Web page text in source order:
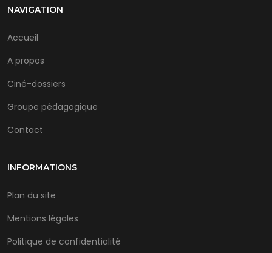
NAVIGATION
Accueil
A propos
Ciné-dossiers
Groupe pédagogique
Contact
INFORMATIONS
Plan du site
Mentions légales
Politique de confidentialité